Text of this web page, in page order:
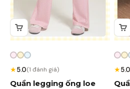
★5.0(1 đánh giá)
Quần legging ống loe
★5.0